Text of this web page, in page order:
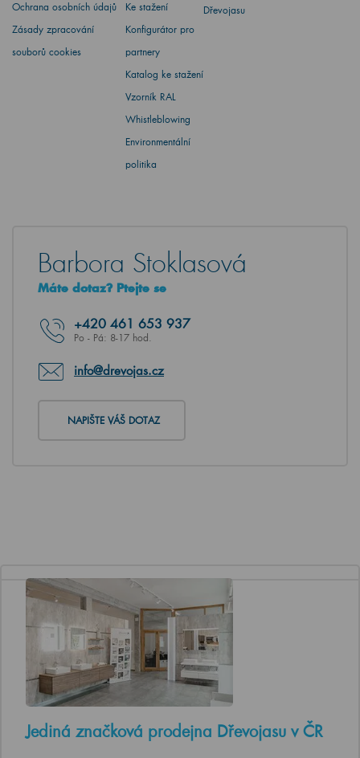
Ochrana osobních údajů
Zásady zpracování
souborů cookies
Ke stažení
Konfigurátor pro
partnery
Katalog ke stažení
Vzorník RAL
Whistleblowing
Environmentální
politika
Dřevojasu
Barbora Stoklasová
Máte dotaz? Ptejte se
+420 461 653 937
Po - Pá: 8-17 hod.
info@drevojas.cz
NAPIŠTE VÁŠ DOTAZ
Jediná značková prodejna Dřevojasu v ČR